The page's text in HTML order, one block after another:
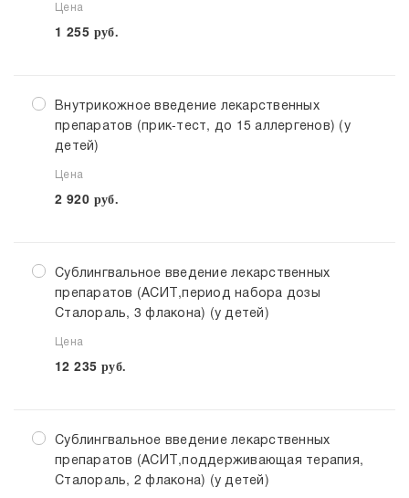
Цена
1 255 руб.
Внутрикожное введение лекарственных
препаратов (прик-тест, до 15 аллергенов) (у
детей)
Цена
2 920 руб.
Сублингвальное введение лекарственных
препаратов (АСИТ,период набора дозы
Сталораль, 3 флакона) (у детей)
Цена
12 235 руб.
Сублингвальное введение лекарственных
препаратов (АСИТ,поддерживающая терапия,
Сталораль, 2 флакона) (у детей)